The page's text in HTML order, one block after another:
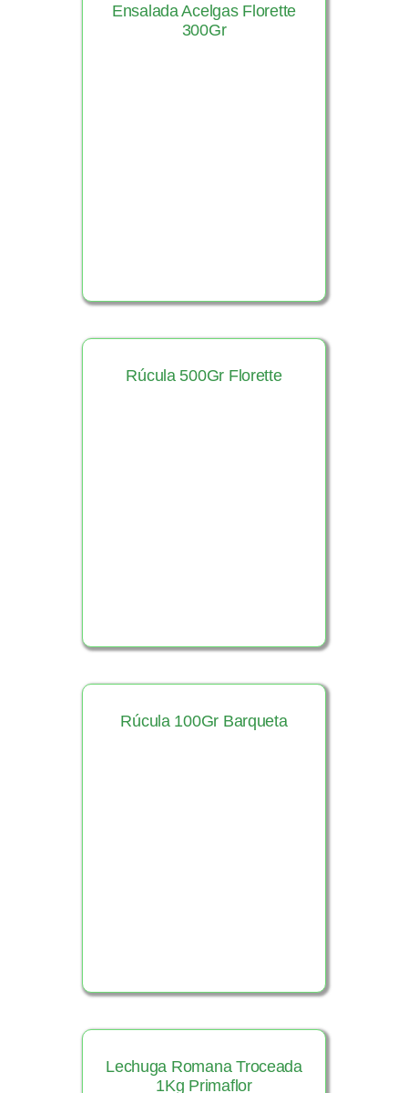
Ensalada Acelgas Florette
300Gr
Rúcula 500Gr Florette
Rúcula 100Gr Barqueta
Lechuga Romana Troceada
1Kg Primaflor